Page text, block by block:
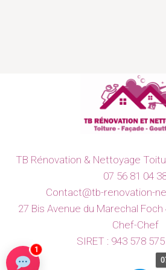
TB Rénovation & Nettoyage
07 56 81 04
Contact@tb-renovation-
27 Bis Avenue du Marechal
Chef-Chef
SIRET : 943 578
1